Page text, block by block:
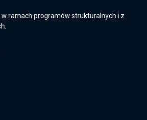
ramach programów strukturalnych i z